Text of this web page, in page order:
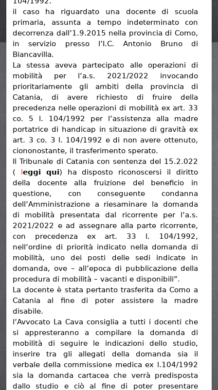
il caso ha riguardato una docente di scuola
primaria, assunta a tempo indeterminato con
decorrenza dall’1.9.2015 nella provincia di Como,
in servizio presso l’I.C. Antonio Bruno di
Biancavilla.
La stessa aveva partecipato alle operazioni di
mobilità per l’a.s. 2021/2022 invocando
prioritariamente gli ambiti della provincia di
Catania, di avere richiesto di fruire della
precedenza nelle operazioni di mobilità ex art. 33
co. 5 l. 104/1992 per l’assistenza alla madre
portatrice di handicap in situazione di gravità ex
art. 3 co. 3 l. 104/1992 e di non avere ottenuto,
ciononostante, il trasferimento sperato.
Il Tribunale di Catania con sentenza del 15.2.022
( leggi qui) ha disposto riconoscersi il diritto
della docente alla fruizione del beneficio in
questione, con conseguente condanna
dell’Amministrazione a riesaminare la domanda
di mobilità presentata dal ricorrente per l’a.s.
2021/2022 e ad assegnare alla parte ricorrente,
con precedenza ex art. 33 l. 104/1992,
nell’ordine di priorità indicato nella domanda di
mobilità, uno dei posti delle sedi indicate in
domanda, ove – all’epoca di pubblicazione della
procedura di mobilità – vacanti e disponibili”.
La docente è stata pertanto trasferita da Como a
Catania al fine di poter assistere la madre
disabile.
l’Avvocato La Cava consiglia a tutti i docenti che
si appresteranno a compilare la domanda di
mobilità di seguire le indicazioni dello studio,
inserire tra gli allegati della domanda sia il
verbale della commissione medica ex l.104/1992
sia la domanda cartacea che verrà predisposta
dallo studio e ciò al fine di poter presentare